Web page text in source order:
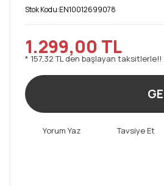
Stok Kodu:EN10012699078
1.299,00 TL
* 157,32 TL den başlayan taksitlerle!!
Yorum Yaz Tavsiye Et